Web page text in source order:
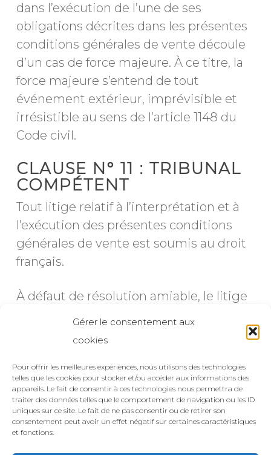
Gérer le consentement aux
cookies
Pour offrir les meilleures expériences, nous utilisons des technologies
telles que les cookies pour stocker et/ou accéder aux informations des
appareils. Le fait de consentir à ces technologies nous permettra de
traiter des données telles que le comportement de navigation ou les ID
uniques sur ce site. Le fait de ne pas consentir ou de retirer son
consentement peut avoir un effet négatif sur certaines caractéristiques
et fonctions.
dans l’exécution de l’une de ses
obligations décrites dans les présentes
conditions générales de vente découle
d’un cas de force majeure. À ce titre, la
force majeure s’entend de tout
événement extérieur, imprévisible et
irrésistible au sens de l’article 1148 du
Code civil.
CLAUSE N° 11 : TRIBUNAL
COMPÉTENT
Tout litige relatif à l’interprétation et à
l’exécution des présentes conditions
générales de vente est soumis au droit
français.
À défaut de résolution amiable, le litige
TELL 68100 MULHOUSE, FRANCE